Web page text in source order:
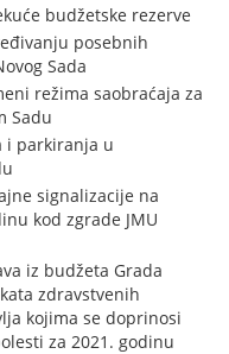
budžetske rezerve
posebnih
Sada
režima saobraćaja za
Sadu
i parkiranja u
signalizacije na
kod zgrade JMU
iz budžeta Grada
zdravstvenih
kojima se doprinosi
za 2021. godinu